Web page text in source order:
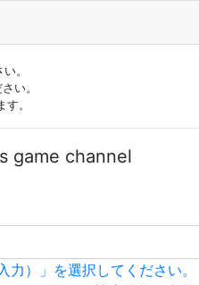
。
い。
。
game channel
）」を選択してください。